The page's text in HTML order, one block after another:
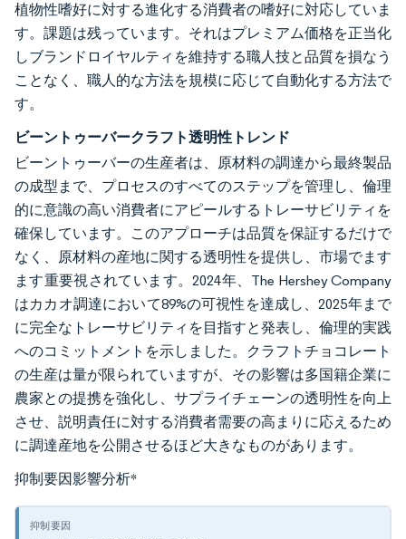
植物性嗜好に対する進化する消費者の嗜好に対応していま
す。課題は残っています。それはプレミアム価格を正当化
しブランドロイヤルティを維持する職人技と品質を損なう
ことなく、職人的な方法を規模に応じて自動化する方法で
す。
ビーントゥーバークラフト透明性トレンド
ビーントゥーバーの生産者は、原材料の調達から最終製品
の成型まで、プロセスのすべてのステップを管理し、倫理
的に意識の高い消費者にアピールするトレーサビリティを
確保しています。このアプローチは品質を保証するだけで
なく、原材料の産地に関する透明性を提供し、市場でます
ます重要視されています。2024年、The Hershey Company
はカカオ調達において89%の可視性を達成し、2025年まで
に完全なトレーサビリティを目指すと発表し、倫理的実践
へのコミットメントを示しました。クラフトチョコレート
の生産は量が限られていますが、その影響は多国籍企業に
農家との提携を強化し、サプライチェーンの透明性を向上
させ、説明責任に対する消費者需要の高まりに応えるため
に調達産地を公開させるほど大きなものがあります。
抑制要因影響分析*